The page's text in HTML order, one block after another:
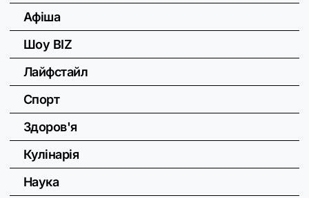
Афіша
Шоу BIZ
Лайфстайл
Спорт
Здоров'я
Кулінарія
Наука